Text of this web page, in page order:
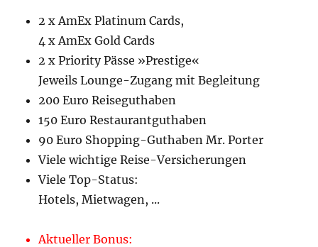
2 x AmEx Platinum Cards,
4 x AmEx Gold Cards
2 x Priority Pässe »Prestige«
Jeweils Lounge-Zugang mit Begleitung
200 Euro Reiseguthaben
150 Euro Restaurantguthaben
90 Euro Shopping-Guthaben Mr. Porter
Viele wichtige Reise-Versicherungen
Viele Top-Status:
Hotels, Mietwagen, ...
Aktueller Bonus: